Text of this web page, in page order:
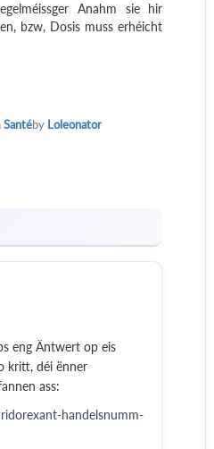
Anahm sie hir
bzw, Dosis muss erhéicht
Santéby Loleonator
eng Äntwert op eis
kritt, déi ënner
ass:
handelsnumm-